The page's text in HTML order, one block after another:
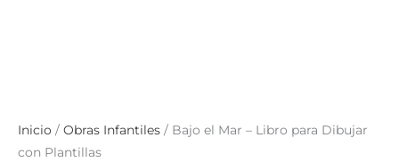
Inicio / Obras Infantiles / Bajo el Mar – Libro para Dibujar
con Plantillas